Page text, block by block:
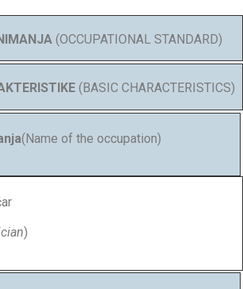
(OCCUPATIONAL STANDARD)
(BASIC CHARACTERISTICS)
(Name of the occupation)
)